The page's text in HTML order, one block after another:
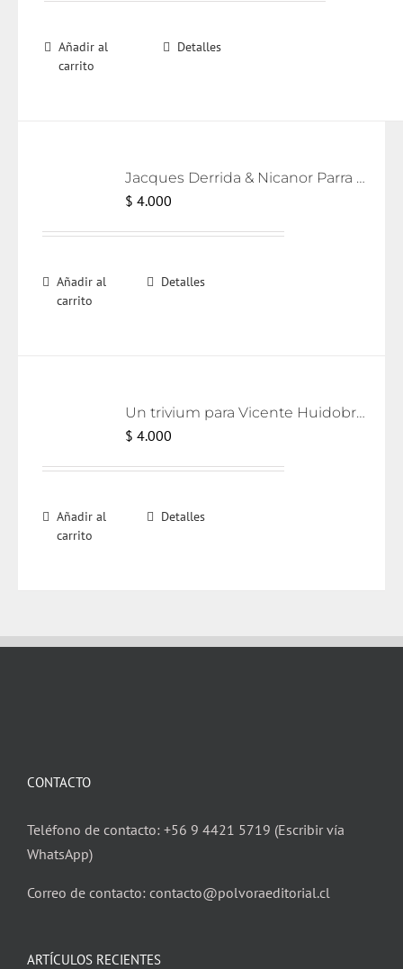
Añadir al
carrito
Detalles
Jacques Derrida & Nicanor Parra [eBook]
$ 4.000
Añadir al
carrito
Detalles
Un trivium para Vicente Huidobro [eBook]
$ 4.000
Añadir al
carrito
Detalles
CONTACTO
Teléfono de contacto: +56 9 4421 5719 (Escribir vía
WhatsApp)
Correo de contacto: contacto@polvoraeditorial.cl
ARTÍCULOS RECIENTES